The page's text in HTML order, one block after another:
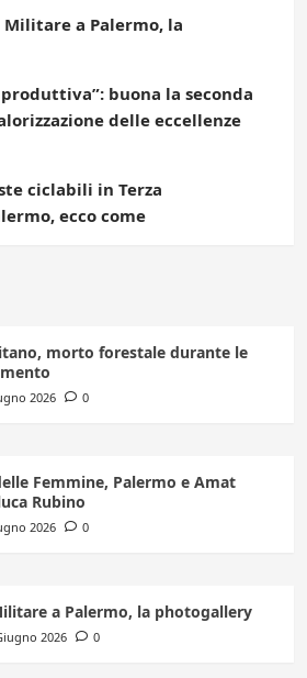
a Palermo, la
buona la seconda
delle eccellenze
ciclabili in Terza
ecco come
morto forestale durante le
2026 0
Femmine, Palermo e Amat
Rubino
2026 0
a Palermo, la photogallery
2026 0